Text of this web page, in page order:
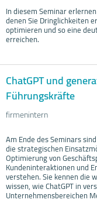
In diesem Seminar
denen Sie Dringlichkeiten
optimieren und so eine
erreichen.
ChatGPT und
Führungskräfte
firmenintern
Am Ende des Seminars
die strategischen
Optimierung von
Kundeninteraktionen und
verstehen. Sie kennen die
wissen, wie ChatGPT in
Unternehmensbereichen